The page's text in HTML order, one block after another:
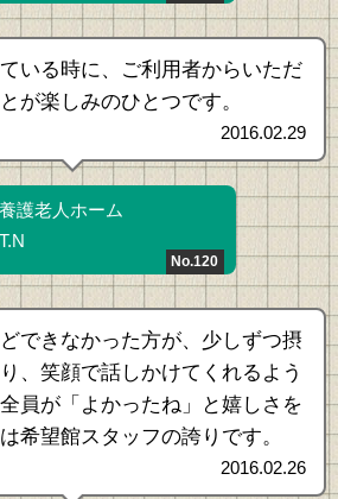
いる時に、ご利用者からいただ
が楽しみのひとつです。
2016.02.29
No.120
養護老人ホーム
T.N
できなかった方が、少しずつ摂
、笑顔で話しかけてくれるよう
員が「よかったね」と嬉しさを
希望館スタッフの誇りです。
2016.02.26